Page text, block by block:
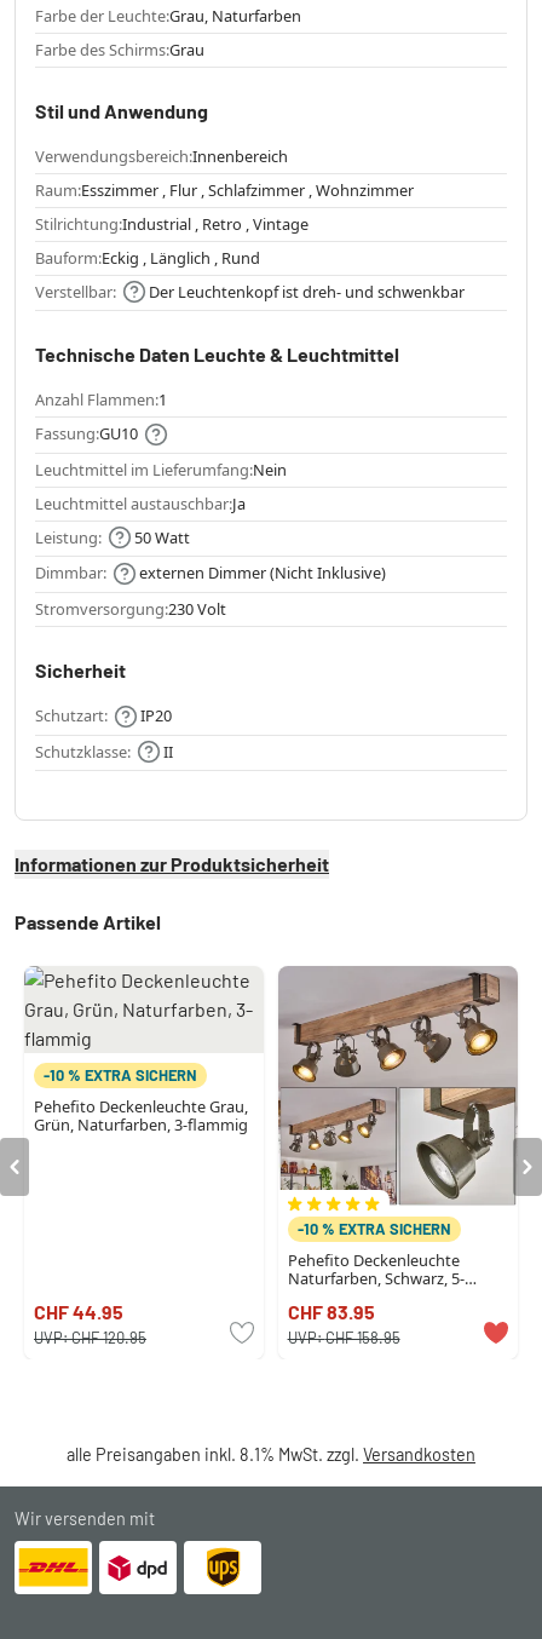
Farbe der Leuchte:Grau, Naturfarben
Farbe des Schirms:Grau
Stil und Anwendung
Verwendungsbereich:Innenbereich
Raum:Esszimmer , Flur , Schlafzimmer , Wohnzimmer
Stilrichtung:Industrial , Retro , Vintage
Bauform:Eckig , Länglich , Rund
Verstellbar:
Der Leuchtenkopf ist dreh- und schwenkbar
Technische Daten Leuchte & Leuchtmittel
Anzahl Flammen:1
Fassung:GU10
Leuchtmittel im Lieferumfang:Nein
Leuchtmittel austauschbar:Ja
Leistung:
50 Watt
Dimmbar:
externen Dimmer (Nicht Inklusive)
Stromversorgung:230 Volt
Sicherheit
Schutzart:
IP20
Schutzklasse:
II
Informationen zur Produktsicherheit
Passende Artikel
-10 % EXTRA SICHERN
Pehefito Deckenleuchte Grau,
Grün, Naturfarben, 3-flammig
CHF 44.95
UVP:CHF 120.95
-10 % EXTRA SICHERN
Pehefito Deckenleuchte
Naturfarben, Schwarz, 5-
CHF 83.95
UVP:CHF 158.95
alle Preisangaben inkl. 8.1% MwSt. zzgl. Versandkosten
Wir versenden mit